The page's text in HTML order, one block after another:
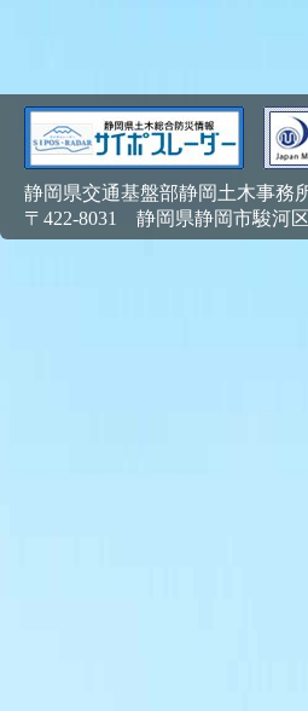
静岡県交通基盤部静岡土木事務
〒422-8031 静岡県静岡市駿河